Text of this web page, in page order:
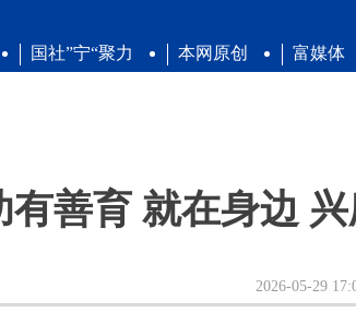
国社”宁“聚力 本网原创 富媒体
有善育 就在身边
2026-05-29